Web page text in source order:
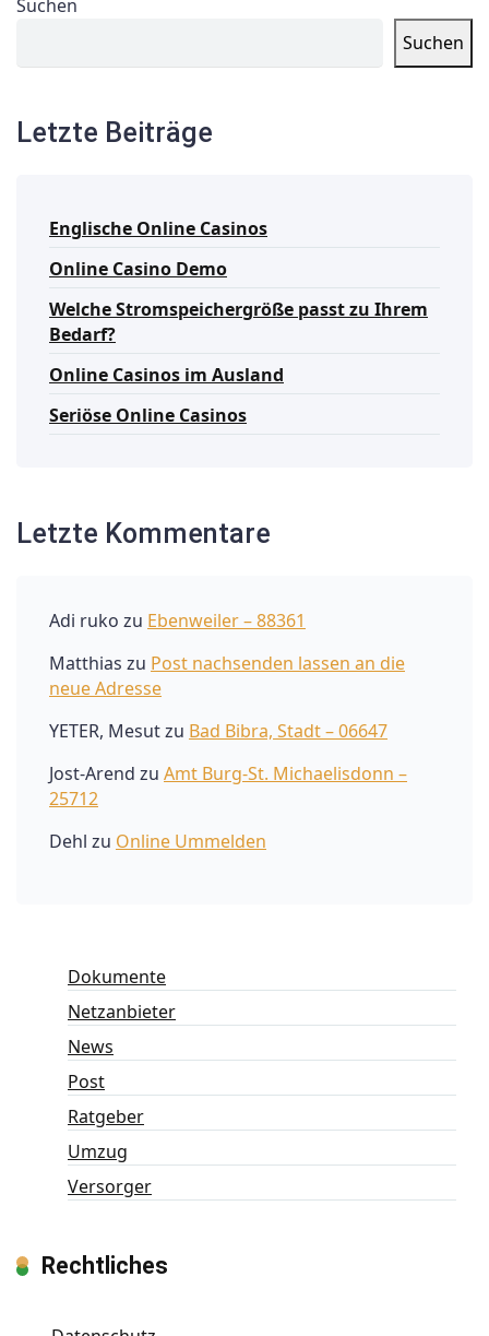
Suchen
Suchen
Letzte Beiträge
Englische Online Casinos
Online Casino Demo
Welche Stromspeichergröße passt zu Ihrem
Bedarf?
Online Casinos im Ausland
Seriöse Online Casinos
Letzte Kommentare
Adi ruko zu Ebenweiler – 88361
Matthias zu Post nachsenden lassen an die
neue Adresse
YETER, Mesutzu Bad Bibra, Stadt – 06647
Jost-Arend zu Amt Burg-St. Michaelisdonn –
25712
Dehl zu Online Ummelden
Dokumente
Netzanbieter
News
Post
Ratgeber
Umzug
Versorger
Rechtliches